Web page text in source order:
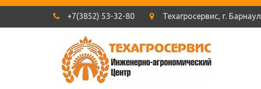
+7(3852) 53-32-80 Техагросервис, г. Барнаул